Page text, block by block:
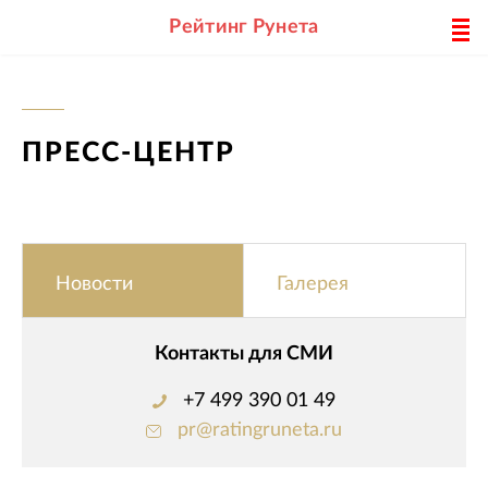
Рейтинг Рунета
ПРЕСС-ЦЕНТР
Новости Галерея
Контакты для СМИ
+7 499 390 01 49
pr@ratingruneta.ru